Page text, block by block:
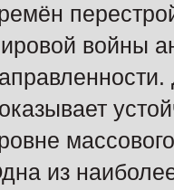
войны
из